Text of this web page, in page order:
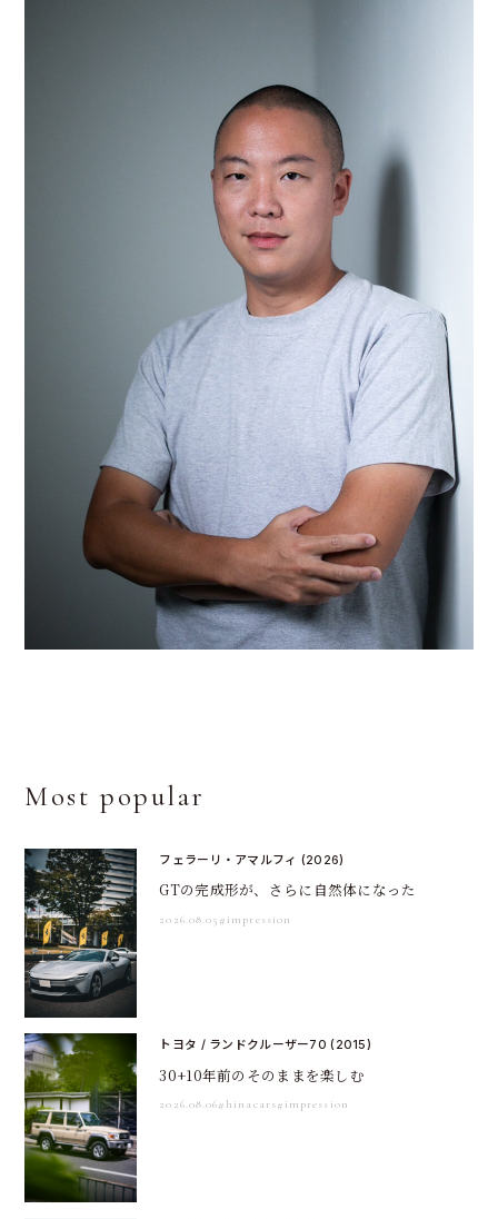
Most popular
フェラーリ・アマルフィ (2026)
GTの完成形が、さらに自然体になった
2026.08.05 #impression
トヨタ / ランドクルーザー70 (2015)
30+10年前のそのままを楽しむ
2026.08.06#hinacars#impression